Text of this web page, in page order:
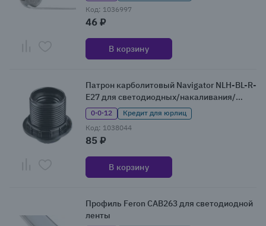
Код: 1036997
46 ₽
В корзину
Патрон карболитовый Navigator NLH-BL-R-
E27 для светодиодных/накаливания/
энергосберегающих ламп
0·0·12
Кредит для юрлиц
Код: 1038044
85 ₽
В корзину
Профиль Feron CAB263 для светодиодной
ленты